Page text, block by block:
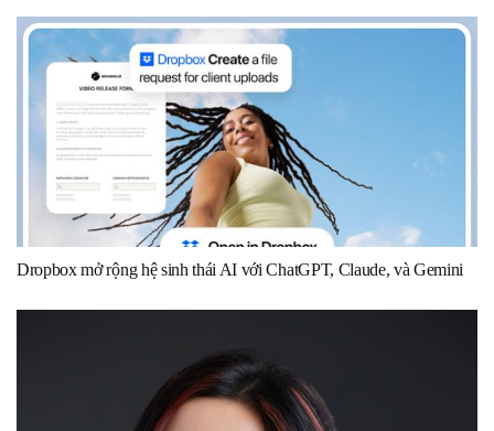
Dropbox mở rộng hệ sinh thái AI với ChatGPT, Claude, và Gemini